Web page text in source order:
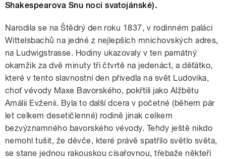
Shakespearova Snu noci svatojánské).
Narodila se na Štědrý den roku 1837, v rodinném paláci
Wittelsbachů na jedné z nejlepších mnichovských adres,
na Ludwigstrasse. Hodiny ukazovaly v ten památný
okamžik za dvě minuty tři čtvrtě na jedenáct, a děťátko,
které v tento slavnostní den přivedla na svět Ludovika,
choť vévody Maxe Bavorského, pokřtili jako Alžbětu
Amálii Evženii. Byla to další dcera v početné (během pár
let celkem desetičlenné) rodině jinak celkem
bezvýznamného bavorského vévody. Tehdy ještě nikdo
nemohl tušit, že děvče, které právě spatřilo světlo světa,
se stane jednou rakouskou císařovnou, třebaže někteří